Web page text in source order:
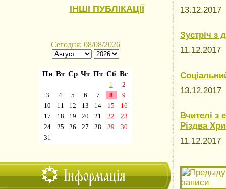
ІНШІ ПУБЛІКАЦІЇ
Інформація
13.12.2017
Зустріч з
11.12.2017
13.12.2017
Вчителі з
Різдва
11.12.2017